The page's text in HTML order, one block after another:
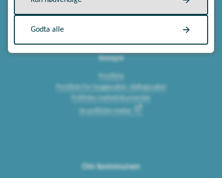
Innsyn
Postliste
Postliste for byggesaker, delingssaker
Politiske møtedokumenter
Se politiske møter
Om kommunen
Godta alle